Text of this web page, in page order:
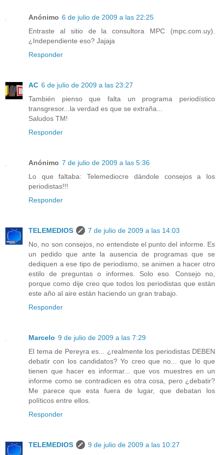
Anónimo 6 de julio de 2009 a las 22:25
Entraste al sitio de la consultora MPC (mpc.com.uy).
¿Independiente eso? Jajaja
Responder
AC 6 de julio de 2009 a las 23:27
También pienso que falta un programa periodístico
transgresor...la verdad es que se extraña...
Saludos TM!
Responder
Anónimo 7 de julio de 2009 a las 5:36
Lo que faltaba: Telemediocre dándole consejos a los
periodistas!!!
Responder
TELEMEDIOS
7 de julio de 2009 a las 14:03
No, no son consejos, no entendiste el punto del informe. Es
un pedido que ante la ausencia de programas que se
dediquen a ese tipo de periodismo, se animen a hacer otro
estilo de preguntas o informes. Solo eso. Consejo no,
porque como dije creo que todos los periodistas que están
este año al aire están haciendo un gran trabajo.
Responder
Marcelo 9 de julio de 2009 a las 7:29
El tema de Pereyra es... ¿realmente los periodistas DEBEN
debatir con los candidatos? Yo creo que no... que lo que
tienen que hacer es informar... que vos muestres en un
informe como se contradicen es otra cosa, pero ¿debatir?
Me parece que esta fuera de lugar, que debatan los
políticos entre ellos.
Responder
TELEMEDIOS
9 de julio de 2009 a las 10:27